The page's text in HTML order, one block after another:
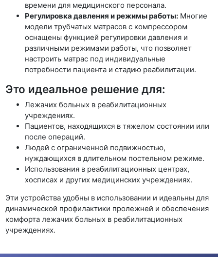
времени для медицинского персонала.
Регулировка давления и режимы работы: Многие
модели трубчатых матрасов с компрессором
оснащены функцией регулировки давления и
различными режимами работы, что позволяет
настроить матрас под индивидуальные
потребности пациента и стадию реабилитации.
Это идеальное решение для:
Лежачих больных в реабилитационных
учреждениях.
Пациентов, находящихся в тяжелом состоянии или
после операций.
Людей с ограниченной подвижностью,
нуждающихся в длительном постельном режиме.
Использования в реабилитационных центрах,
хосписах и других медицинских учреждениях.
Эти устройства удобны в использовании и идеальны для
динамической профилактики пролежней и обеспечения
комфорта лежачих больных в реабилитационных
учреждениях.